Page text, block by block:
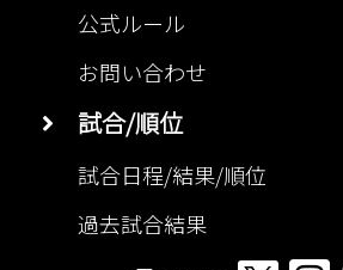
公式ルール
お問い合わせ
試合/順位
試合日程/結果/順位
過去試合結果